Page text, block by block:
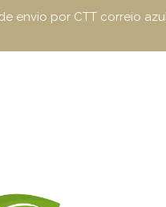
envio por CTT correio